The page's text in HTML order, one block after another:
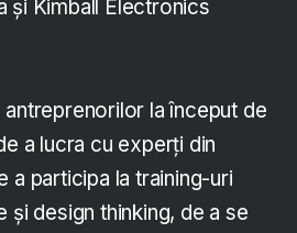
și Kimball Electronics
la început de
a lucra cu experți din
a participa la training-uri
și design thinking, de a se